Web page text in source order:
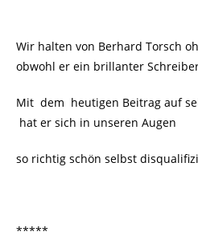
Wir halten von Berhard Torsch
obwohl er ein brillanter
Mit dem heutigen Beitrag auf
hat er sich in unseren Augen
so richtig schön selbst
*****